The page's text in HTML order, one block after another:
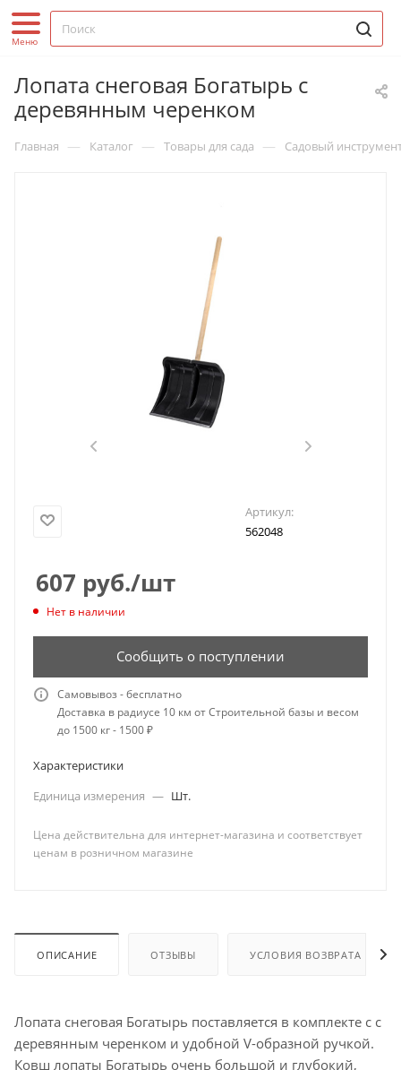
Лопата снеговая Богатырь с
деревянным черенком
Главная — Каталог — Товары для сада — Садовый
Артикул:
562048
607 руб./шт
Нет в наличии
Сообщить о поступлении
Самовывоз - бесплатно
Доставка в радиусе 10 км от Строительной базы и весом
до 1500 кг - 1500 ₽
Характеристики
Единица измерения — Шт.
Цена действительна для интернет-магазина и соответствует
ценам в розничном магазине
ОПИСАНИЕ ОТЗЫВЫ УСЛОВИЯ ВОЗВРАТА
Лопата снеговая Богатырь поставляется в комплекте с с
деревянным черенком и удобной V-образной ручкой.
Ковш лопаты Богатырь очень большой и глубокий,